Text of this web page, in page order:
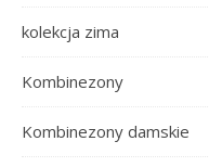
kolekcja zima
Kombinezony
Kombinezony damskie